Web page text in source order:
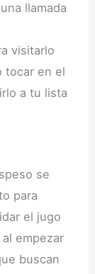
llamada
visitarlo
tocar en el
a tu lista
se
para
el jugo
empezar
buscan